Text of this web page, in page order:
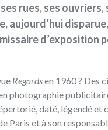
rues, ses ouvriers,
disparue,
d’exposition
Regardsen 1960 ? Des
photographie
daté, légendé et
Paris et à son